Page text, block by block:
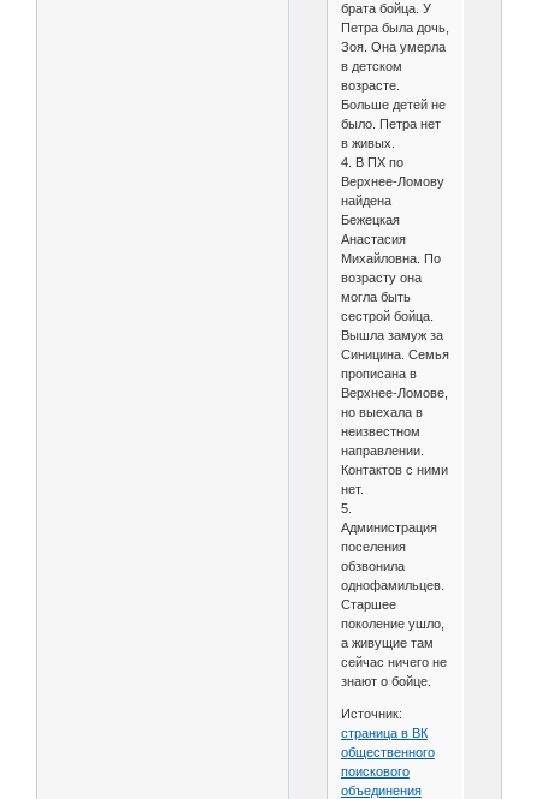
брата бойца. У
Петра была дочь,
Зоя. Она умерла
в детском
возрасте.
Больше детей не
было. Петра нет
в живых.
4. В ПХ по
Верхнее-Ломову
найдена
Бежецкая
Анастасия
Михайловна. По
возрасту она
могла быть
сестрой бойца.
Вышла замуж за
Синицина. Семья
прописана в
Верхнее-Ломове,
но выехала в
неизвестном
направлении.
Контактов с ними
нет.
5.
Администрация
поселения
обзвонила
однофамильцев.
Старшее
поколение ушло,
а живущие там
сейчас ничего не
знают о бойце.
Источник:
страница в ВК
общественного
поискового
объединения